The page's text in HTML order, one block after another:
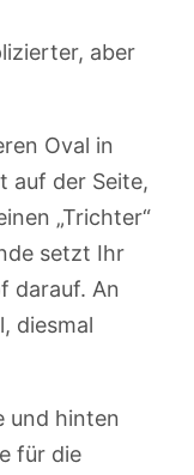
aber
Oval in
auf der Seite,
„Trichter“
setzt Ihr
darauf. An
diesmal
und hinten
für die